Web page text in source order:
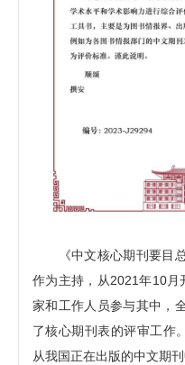
《中文核心期刊要目总
作为主持，从2021年10
家和工作人员参与其中，
了核心期刊表的评审工作
从我国正在出版的中文期